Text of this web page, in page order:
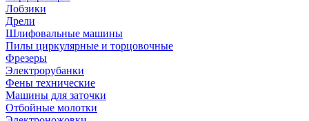
Лобзики
Дрели
Шлифовальные машины
Пилы циркулярные и торцовочные
Фрезеры
Электрорубанки
Фены технические
Машины для заточки
Отбойные молотки